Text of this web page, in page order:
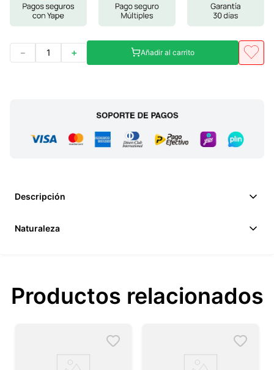
9.
ashwagandha
＋
－ Añadir al carrito
Descripción
Naturaleza
Productos relacionados